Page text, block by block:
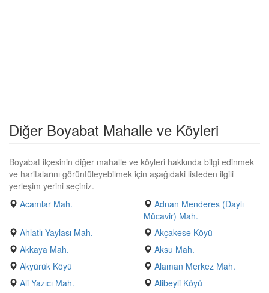
Diğer Boyabat Mahalle ve Köyleri
Boyabat ilçesinin diğer mahalle ve köyleri hakkında bilgi edinmek
ve haritalarını görüntüleyebilmek için aşağıdaki listeden ilgili
yerleşim yerini seçiniz.
Acamlar Mah.
Adnan Menderes (Daylı
Mücavir) Mah.
Ahlatlı Yaylası Mah.
Akçakese Köyü
Akkaya Mah.
Aksu Mah.
Akyürük Köyü
Alaman Merkez Mah.
Ali Yazıcı Mah.
Alibeyli Köyü